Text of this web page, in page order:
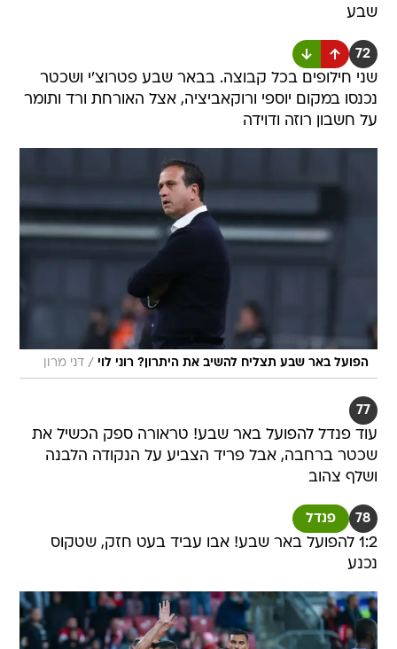
שבע
72
שני חילופים בכל קבוצה. בבאר שבע פטרוצ'י ושכטר
נכנסו במקום יוספי ורוקאביציה, אצל האורחת ורד ותומר
על חשבון רוזה ודוידה
הפועל באר שבע תצליח להשיב את היתרון? רוני לוי / דני מרון
77
עוד פנדל להפועל באר שבע! טראורה ספק הכשיל את
שכטר ברחבה, אבל פריד הצביע על הנקודה הלבנה
ושלף צהוב
78 פנדל
1:2 להפועל באר שבע! אבו עביד בעט חזק, שטקוס
נכנע